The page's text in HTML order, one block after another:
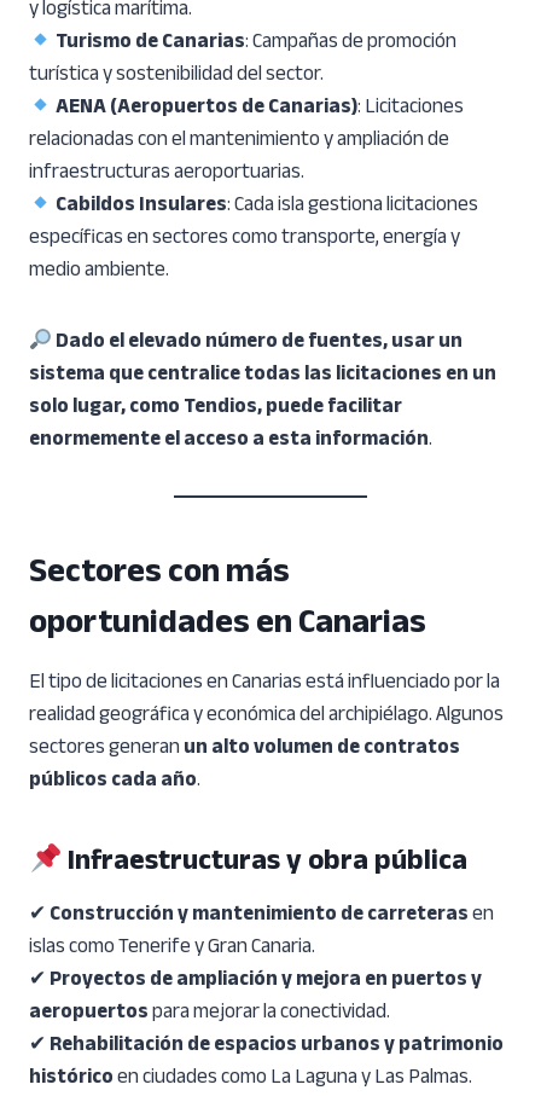
y logística marítima.
Turismo de Canarias: Campañas de promoción
turística y sostenibilidad del sector.
AENA (Aeropuertos de Canarias): Licitaciones
relacionadas con el mantenimiento y ampliación de
infraestructuras aeroportuarias.
Cabildos Insulares: Cada isla gestiona licitaciones
específicas en sectores como transporte, energía y
medio ambiente.
Dado el elevado número de fuentes, usar un
sistema que centralice todas las licitaciones en un
solo lugar, como Tendios, puede facilitar
enormemente el acceso a esta información.
Sectores con más
oportunidades en Canarias
El tipo de licitaciones en Canarias está influenciado por la
realidad geográfica y económica del archipiélago. Algunos
sectores generanun alto volumen de contratos
públicos cada año.
Infraestructuras y obra pública
✔ Construcción y mantenimiento de carreterasen
islas como Tenerife y Gran Canaria.
✔ Proyectos de ampliación y mejora en puertos y
aeropuertospara mejorar la conectividad.
✔ Rehabilitación de espacios urbanos y patrimonio
históricoen ciudades como La Laguna y Las Palmas.